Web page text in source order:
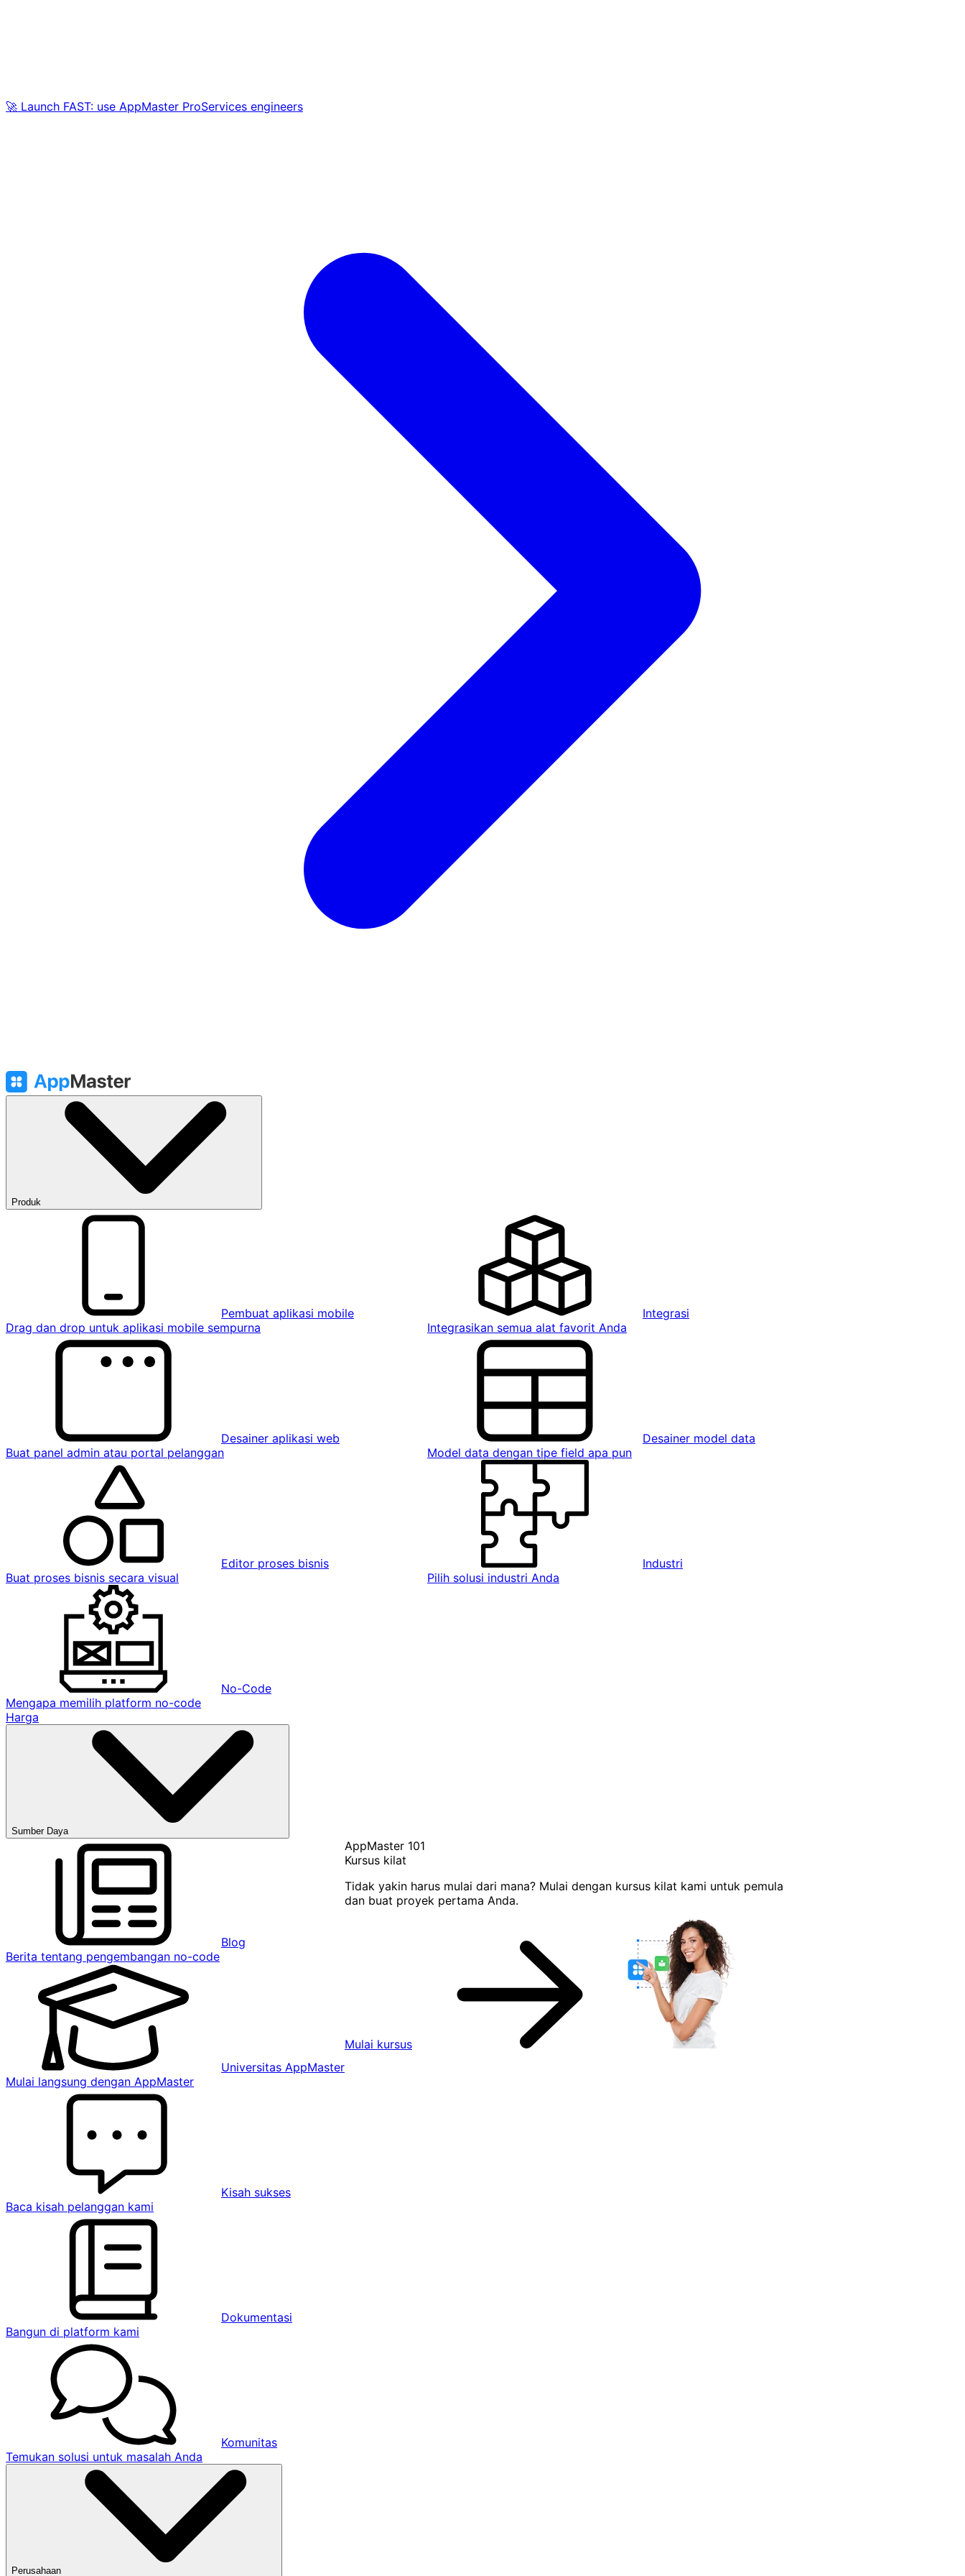
🚀 Launch FAST: use AppMaster ProServices engineers
Produk
Pembuat aplikasi mobile
Drag dan drop untuk aplikasi mobile sempurna
Integrasi
Integrasikan semua alat favorit Anda
Desainer aplikasi web
Buat panel admin atau portal pelanggan
Desainer model data
Model data dengan tipe field apa pun
Editor proses bisnis
Buat proses bisnis secara visual
Industri
Pilih solusi industri Anda
No-Code
Mengapa memilih platform no-code
Harga
Sumber Daya
Blog
Berita tentang pengembangan no-code
Universitas AppMaster
Mulai langsung dengan AppMaster
Kisah sukses
Baca kisah pelanggan kami
Dokumentasi
Bangun di platform kami
Komunitas
Temukan solusi untuk masalah Anda
AppMaster 101
Kursus kilat
Tidak yakin harus mulai dari mana? Mulai dengan kursus kilat kami untuk pemula
dan buat proyek pertama Anda.
Mulai kursus
Perusahaan